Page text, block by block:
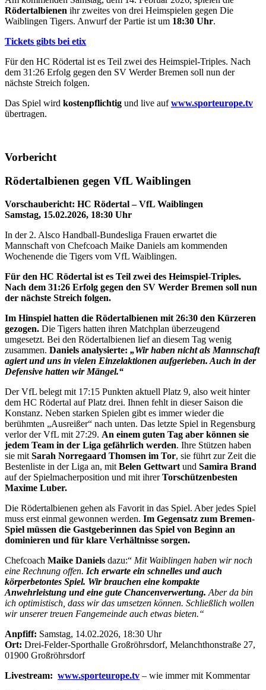
Rödertalbienen ihr zweites von drei Heimspielen gegen Die
Waiblingen Tigers. Anwurf der Partie ist um 18:30 Uhr.
Tickets gibts bei etix
Für den HC Rödertal ist es Teil zwei des Heimspiel-Triples. Nach
dem 31:26 Erfolg gegen den SV Werder Bremen soll nun der
nächste Streich folgen.
Das Spiel wird kostenpflichtig und live aufwww.sporteurope.tv
übertragen.
Vorbericht
Rödertalbienen gegen VfL Waiblingen
Vorschaubericht: HC Rödertal – VfL Waiblingen
Samstag, 15.02.2026, 18:30 Uhr
In der 2. Alsco Handball-Bundesliga Frauen erwartet die
Mannschaft von Chefcoach Maike Daniels am kommenden
Wochenende die Tigers vom VfL Waiblingen.
Für den HC Rödertal ist es Teil zwei des Heimspiel-Triples.
Nach dem 31:26 Erfolg gegen den SV Werder Bremen soll nun
der nächste Streich folgen.
Im Hinspiel hatten die Rödertalbienen mit 26:30 den Kürzeren
gezogen. Die Tigers hatten ihren Matchplan überzeugend
umgesetzt. Bei den Rödertalbienen lief an diesem Tag wenig
zusammen. Daniels analysierte: „Wir haben nicht als Mannschaft
agiert und uns in vielen Einzelaktionen aufgerieben. Auch in der
Defensive hatten wir Mängel.“
Der VfL belegt mit 17:15 Punkten aktuell Platz 9, also weit hinter
dem HC Rödertal auf Platz drei. Ihnen fehlt in dieser Saison die
Konstanz. Neben starken Spielen gibt es immer wieder die
berühmten „Ausreißer“ nach unten. Das letzte Spiel in Regensburg
verlor der VfL mit 27:29. An einem guten Tag aber können sie
jedem Team in der Liga gefährlich werden. Ihre Stützen haben
sie mit Sarah Norregaard Thomsen im Tor, sie führt zur Zeit die
Bestenliste in der Liga an, mit Belen Gettwart und Samira Brand
auf der Spielmacherposition und mit ihrerTorschützenbesten
Maxime Luber.
Die Rödertalbienen gehen als Favorit in das Spiel. Aber jedes Spiel
muss erst einmal gewonnen werden. Im Gegensatz zum Bremen-
Spiel müssen die Gastgeberinnen das Spiel von Beginn an
dominieren und für klare Verhältnisse sorgen.
Chefcoach Maike Daniels dazu:“ Mit Waiblingen haben wir noch
eine Rechnung offen. Ich erwarte ein schnelles und auch
körperbetontes Spiel. Wir brauchen eine kompakte
Anwehrleistung und eine gute Chancenverwertung. Aber da bin
ich optimistisch, dass wir das umsetzen können. Schließlich wollen
wir unserer treuen Fangemeinde auch etwas bieten.“
Anpfiff: Samstag, 14.02.2026, 18:30 Uhr
Ort: Drei-Felder-Sporthalle Großröhrsdorf, Melanchthonstraße 27,
01900 Großröhrsdorf
Livestream: www.sporteurope.tv – wie immer mit Kommentar